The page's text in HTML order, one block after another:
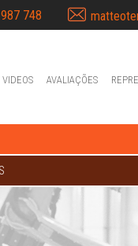
748
VIDEOS AVALIAÇÕES